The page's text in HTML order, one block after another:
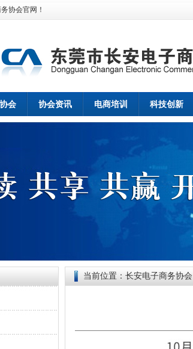
协会官网！
会 协会资讯 电商培训 科技创新
当前位置： 长安电子商务协会